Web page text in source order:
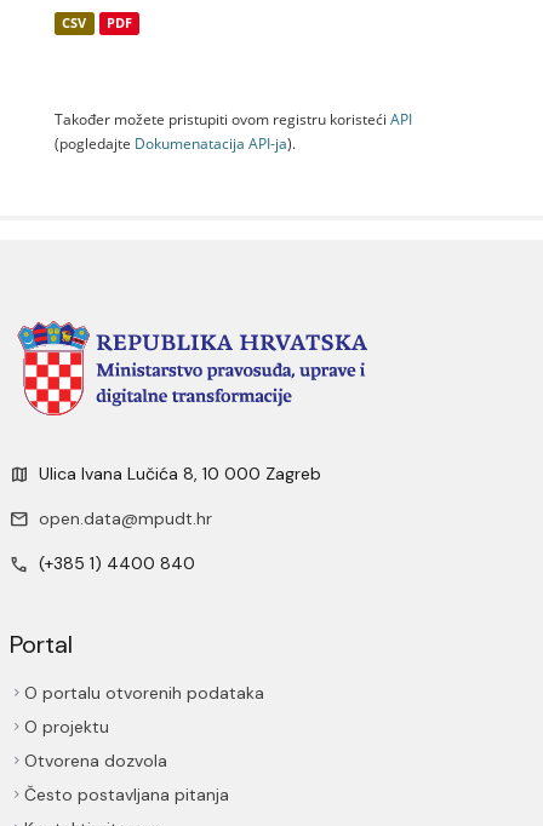
CSV PDF
Također možete pristupiti ovom registru koristeći API
(pogledajte Dokumenаtаcijа API-jа).